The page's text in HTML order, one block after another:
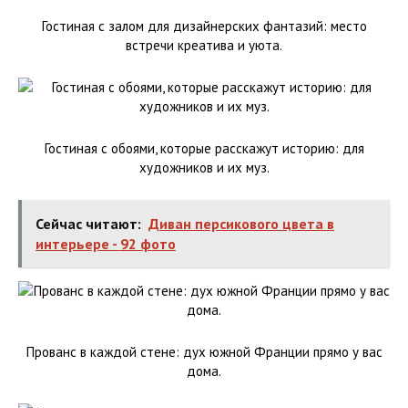
Гостиная с залом для дизайнерских фантазий: место
встречи креатива и уюта.
Гостиная с обоями, которые расскажут историю: для
художников и их муз.
Сейчас читают: Диван персикового цвета в
интерьере - 92 фото
Прованс в каждой стене: дух южной Франции прямо у вас
дома.